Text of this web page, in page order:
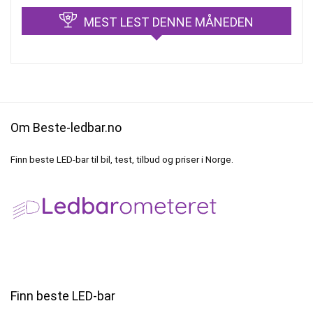
MEST LEST DENNE MÅNEDEN
Om Beste-ledbar.no
Finn beste LED-bar til bil, test, tilbud og priser i Norge.
Finn beste LED-bar